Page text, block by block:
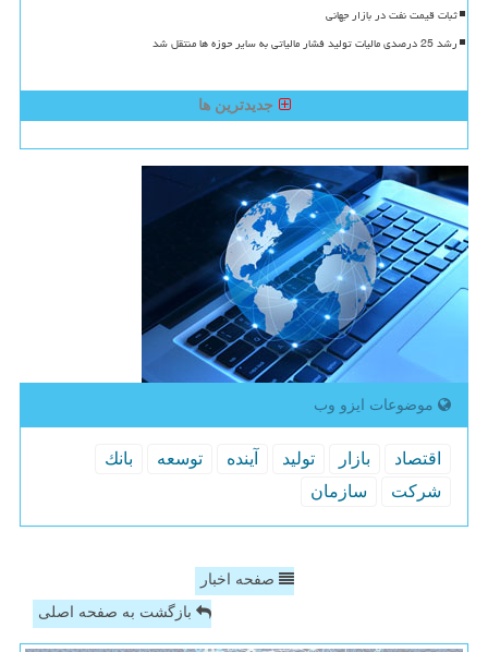
ثبات قیمت نفت در بازار جهانی
رشد 25 درصدی مالیات تولید فشار مالیاتی به سایر حوزه ها منتقل شد
جدیدترین ها
موضوعات ایزو وب
اقتصاد بازار تولید آینده توسعه
بانك
شركت
سازمان
صفحه اخبار
بازگشت به صفحه اصلی